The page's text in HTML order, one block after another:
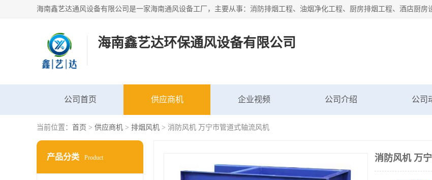
海南鑫艺达环保通风设备有限公司
公司首页 供应商机 企业视频 公司介绍 公司
当前位置： 首页 > 供应商机 > 排烟风机 > 消防风机 万宁市管道式轴流风机
产品分类 Product 消防风机 万